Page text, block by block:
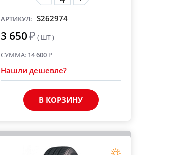
АРТИКУЛ: S262974
3 650₽ ( ШТ )
СУММА: 14 600₽
Нашли дешевле?
В КОРЗИНУ